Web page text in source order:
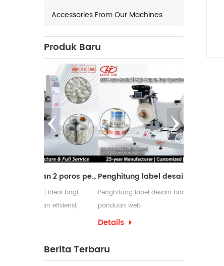
Accessories From Our Machines
Produk Baru
Mesin pemotong dengan 2 poros penggulung ulang Penghitung label desain baru dengan panduan web
Penghitung label desain baru dengan
panduan web
Berita Terbaru